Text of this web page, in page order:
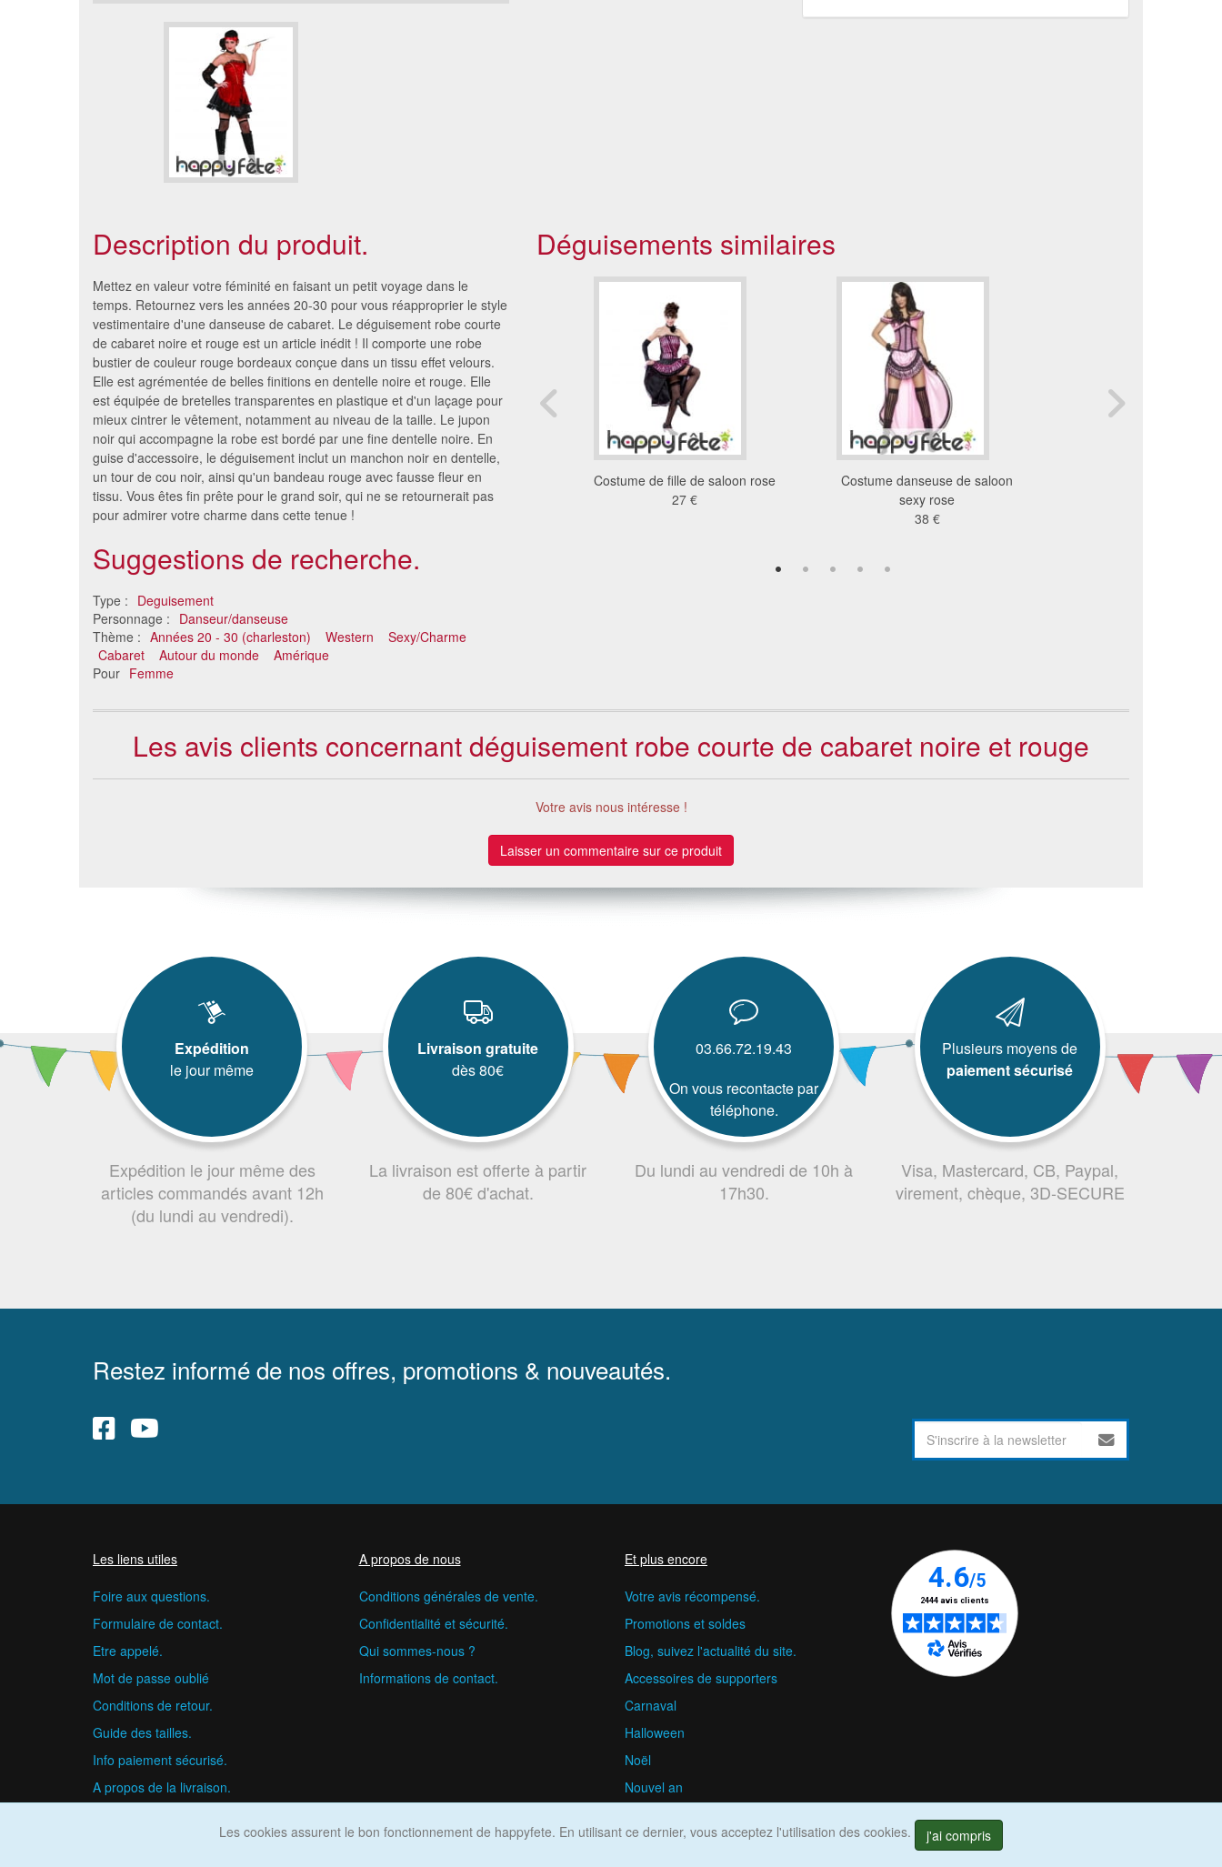
Description du produit.
Mettez en valeur votre féminité en faisant un petit voyage dans le
temps. Retournez vers les années 20-30 pour vous réapproprier le style
vestimentaire d'une danseuse de cabaret. Le déguisement robe courte
de cabaret noire et rouge est un article inédit ! Il comporte une robe
bustier de couleur rouge bordeaux conçue dans un tissu effet velours.
Elle est agrémentée de belles finitions en dentelle noire et rouge. Elle
est équipée de bretelles transparentes en plastique et d'un laçage pour
mieux cintrer le vêtement, notamment au niveau de la taille. Le jupon
noir qui accompagne la robe est bordé par une fine dentelle noire. En
guise d'accessoire, le déguisement inclut un manchon noir en dentelle,
un tour de cou noir, ainsi qu'un bandeau rouge avec fausse fleur en
tissu. Vous êtes fin prête pour le grand soir, qui ne se retournerait pas
pour admirer votre charme dans cette tenue !
Suggestions de recherche.
Type : Deguisement
Personnage : Danseur/danseuse
Thème : Années 20 - 30 (charleston) Western
Sexy/Charme
Cabaret
Autour du monde
Amérique
Pour Femme
Déguisements similaires
Déguisement de chat
burlesque,
40 €
Déguisement fever french can
can
Costume de fille de saloon rose
27 €
Costume danseuse de saloon
sexy rose
38 €
Les avis clients concernant déguisement robe courte de cabaret noire et rouge
Votre avis nous intéresse !
Laisser un commentaire sur ce produit
Expédition
le jour même
Expédition le jour même des
articles commandés avant 12h
(du lundi au vendredi).
Livraison gratuite
dès 80€
La livraison est offerte à partir
de 80€ d'achat.
03.66.72.19.43
On vous recontacte par
téléphone.
Du lundi au vendredi de 10h à
17h30.
Plusieurs moyens de
paiement sécurisé
Visa, Mastercard, CB, Paypal,
virement, chèque, 3D-SECURE
Restez informé de nos offres, promotions & nouveautés.
Les liens utiles
Foire aux questions.
Formulaire de contact.
Etre appelé.
Mot de passe oublié
Conditions de retour.
Guide des tailles.
Info paiement sécurisé.
A propos de la livraison.
A propos de nous
Conditions générales de vente.
Confidentialité et sécurité.
Qui sommes-nous ?
Informations de contact.
Et plus encore
Votre avis récompensé.
Promotions et soldes
Blog, suivez l'actualité du site.
Accessoires de supporters
Carnaval
Halloween
Noël
Nouvel an
Les cookies assurent le bon fonctionnement de happyfete. En utilisant ce dernier, vous acceptez l'utilisation des cookies.
j'ai compris